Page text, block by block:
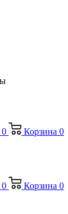
0 Корзина 0
0 Корзина 0